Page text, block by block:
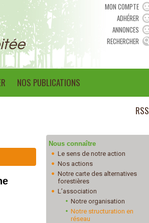
MON COMPTE
ADHÉRER
ANNONCES
RECHERCHER
NOS PUBLICATIONS
RSS
Nous connaître
Le sens de notre action
Nos actions
Notre carte des alternatives
forestières
L’association
Notre organisation
Notre structuration en
réseau